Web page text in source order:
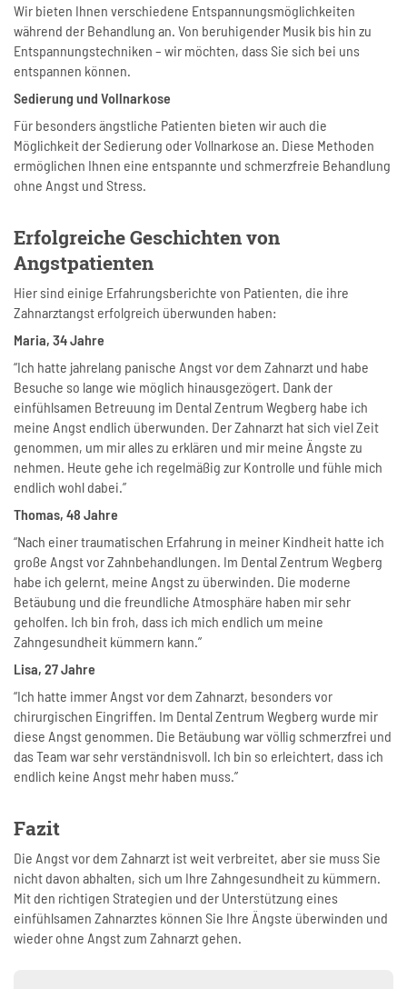
Wir bieten Ihnen verschiedene Entspannungsmöglichkeiten
während der Behandlung an. Von beruhigender Musik bis hin zu
Entspannungstechniken – wir möchten, dass Sie sich bei uns
entspannen können.
Sedierung und Vollnarkose
Für besonders ängstliche Patienten bieten wir auch die
Möglichkeit der Sedierung oder Vollnarkose an. Diese Methoden
ermöglichen Ihnen eine entspannte und schmerzfreie Behandlung
ohne Angst und Stress.
Erfolgreiche Geschichten von
Angstpatienten
Hier sind einige Erfahrungsberichte von Patienten, die ihre
Zahnarztangst erfolgreich überwunden haben:
Maria, 34 Jahre
“Ich hatte jahrelang panische Angst vor dem Zahnarzt und habe
Besuche so lange wie möglich hinausgezögert. Dank der
einfühlsamen Betreuung im Dental Zentrum Wegberg habe ich
meine Angst endlich überwunden. Der Zahnarzt hat sich viel Zeit
genommen, um mir alles zu erklären und mir meine Ängste zu
nehmen. Heute gehe ich regelmäßig zur Kontrolle und fühle mich
endlich wohl dabei.”
Thomas, 48 Jahre
“Nach einer traumatischen Erfahrung in meiner Kindheit hatte ich
große Angst vor Zahnbehandlungen. Im Dental Zentrum Wegberg
habe ich gelernt, meine Angst zu überwinden. Die moderne
Betäubung und die freundliche Atmosphäre haben mir sehr
geholfen. Ich bin froh, dass ich mich endlich um meine
Zahngesundheit kümmern kann.”
Lisa, 27 Jahre
“Ich hatte immer Angst vor dem Zahnarzt, besonders vor
chirurgischen Eingriffen. Im Dental Zentrum Wegberg wurde mir
diese Angst genommen. Die Betäubung war völlig schmerzfrei und
das Team war sehr verständnisvoll. Ich bin so erleichtert, dass ich
endlich keine Angst mehr haben muss.”
Fazit
Die Angst vor dem Zahnarzt ist weit verbreitet, aber sie muss Sie
nicht davon abhalten, sich um Ihre Zahngesundheit zu kümmern.
Mit den richtigen Strategien und der Unterstützung eines
einfühlsamen Zahnarztes können Sie Ihre Ängste überwinden und
wieder ohne Angst zum Zahnarzt gehen.